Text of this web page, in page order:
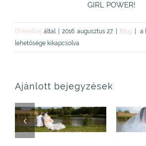
GIRL POWER!
DVera605 által 2016. augusztus 27. Blog
a
lehetősége kikapcsolva
Ajánlott bejegyzések